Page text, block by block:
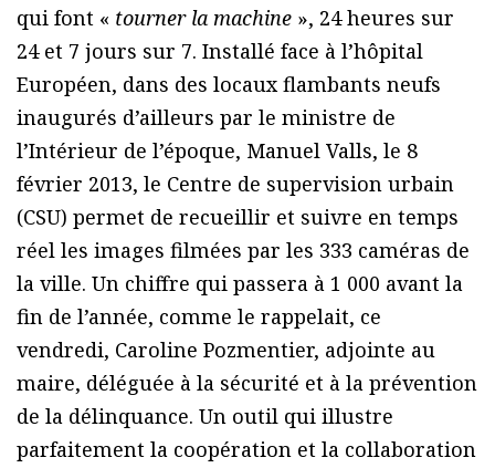
qui font « tourner la machine », 24 heures sur
24 et 7 jours sur 7. Installé face à l’hôpital
Européen, dans des locaux flambants neufs
inaugurés d’ailleurs par le ministre de
l’Intérieur de l’époque, Manuel Valls, le 8
février 2013, le Centre de supervision urbain
(CSU) permet de recueillir et suivre en temps
réel les images filmées par les 333 caméras de
la ville. Un chiffre qui passera à 1 000 avant la
fin de l’année, comme le rappelait, ce
vendredi, Caroline Pozmentier, adjointe au
maire, déléguée à la sécurité et à la prévention
de la délinquance. Un outil qui illustre
parfaitement la coopération et la collaboration